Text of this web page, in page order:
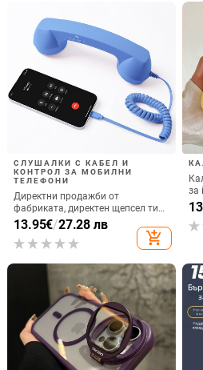
СЛУШАЛКИ С КАБЕЛ И
КОНТРОЛ ЗА МОБИЛНИ
ТЕЛЕФОНИ
Директни продажби от
фабриката, директен щепсел тип
C, мобилен телефон, Douyin
Internet Celebrity, електрически
микрофон, слушалки с C порт,
13.95€/27.28 лв
add_shopping_cart
за